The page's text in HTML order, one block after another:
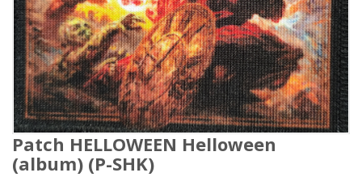
Patch HELLOWEEN Helloween
(album) (P-SHK)